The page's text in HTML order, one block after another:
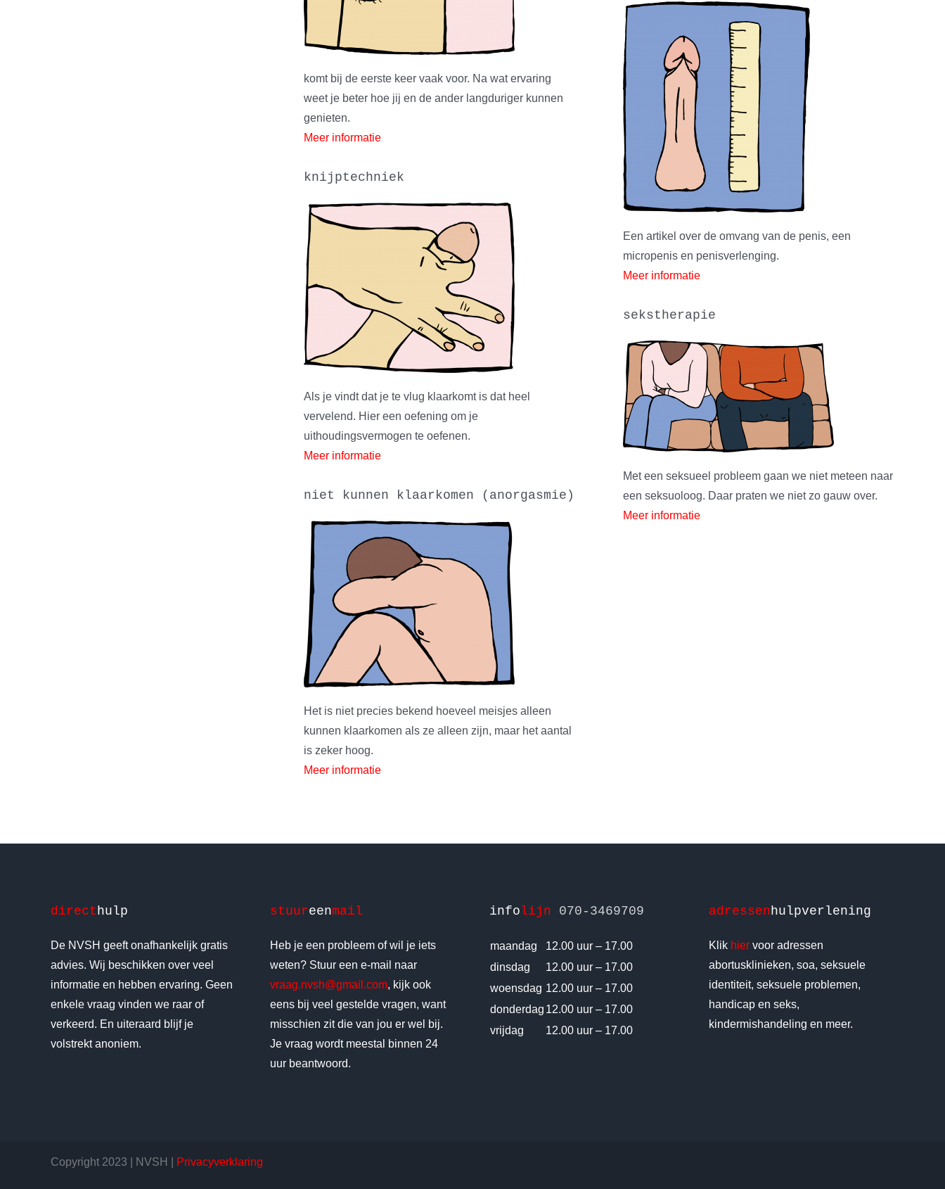
komt bij de eerste keer vaak voor. Na wat ervaring
weet je beter hoe jij en de ander langduriger kunnen
genieten.
Meer informatie
knijptechniek
Als je vindt dat je te vlug klaarkomt is dat heel
vervelend. Hier een oefening om je
uithoudingsvermogen te oefenen.
Meer informatie
niet kunnen klaarkomen (anorgasmie)
Het is niet precies bekend hoeveel meisjes alleen
kunnen klaarkomen als ze alleen zijn, maar het aantal
is zeker hoog.
Meer informatie
Een artikel over de omvang van de penis, een
micropenis en penisverlenging.
Meer informatie
sekstherapie
Met een seksueel probleem gaan we niet meteen naar
een seksuoloog. Daar praten we niet zo gauw over.
Meer informatie
direct hulp
De NVSH geeft onafhankelijk gratis
advies. Wij beschikken over veel
informatie en hebben ervaring. Geen
enkele vraag vinden we raar of
verkeerd. En uiteraard blijf je
volstrekt anoniem.
stuureenmail
Heb je een probleem of wil je iets
weten? Stuur een e-mail naar
vraag.nvsh@gmail.com, kijk ook
eens bij veel gestelde vragen, want
misschien zit die van jou er wel bij.
Je vraag wordt meestal binnen 24
uur beantwoord.
infolijn 070-3469709
maandag
12.00 uur – 17.00
dinsdag
12.00 uur – 17.00
woensdag 12.00 uur – 17.00
donderdag 12.00 uur – 17.00
vrijdag
12.00 uur – 17.00
adressen hulpverlening
Klik hiervoor adressen
abortusklinieken, soa, seksuele
identiteit, seksuele problemen,
handicap en seks,
kindermishandeling en meer.
Copyright 2023 | NVSH | Privacyverklaring